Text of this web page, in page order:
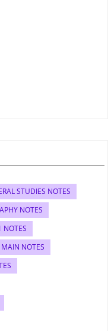
STUDIES NOTES
NOTES
NOTES
NOTES